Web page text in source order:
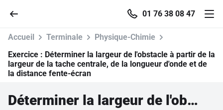
01 76 38 08 47
Accueil Terminale
Physique-Chimie
Exercice : Déterminer la largeur de l'obstacle à partir de la
largeur de la tache centrale, de la longueur d'onde et de
la distance fente-écran
Déterminer la largeur de l'obstacle à partir de la largeur de la tache centrale, de la longueur d'onde et de la distance fente-écran